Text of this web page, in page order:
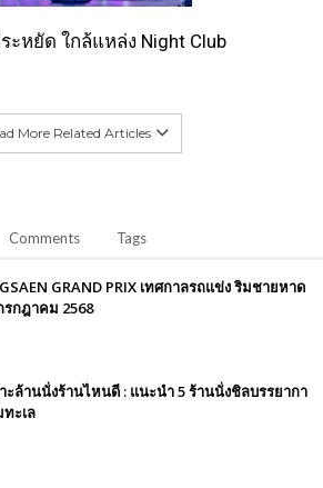
หยัด ใกล้แหล่ง Night Club
More Related Articles
Comments Tags
GRAND PRIX เทศกาลรถแข่ง ริมชายหาด
รกฎาคม 2568
ะล้านนั่งร้านไหนดี : แนะนำ 5 ร้านนั่งชิลบรรยากา
ะเล